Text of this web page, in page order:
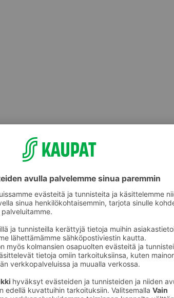
Kissan pannat, valjaat ja talutushihnat